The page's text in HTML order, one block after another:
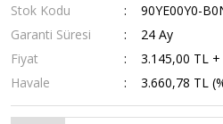
Stok Kodu
90YE00Y0-
Garanti Süresi
24 Ay
Fiyat
3.145,00 TL +
Havale
3.660,78 TL